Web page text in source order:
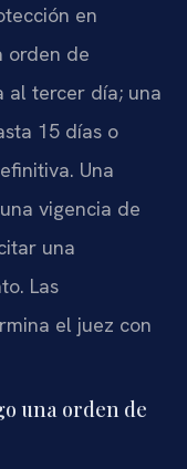
en
orden de
al tercer día; una
15 días o
Una
vigencia de
una
Las
el juez con
una orden de